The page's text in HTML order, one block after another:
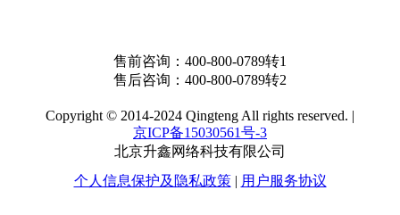
售前咨询： 400-800-0789转1
售后咨询： 400-800-0789转2
Copyright © 2014-2024 Qingteng All rights reserved. |
京ICP备15030561号-3
北京升鑫网络科技有限公司
个人信息保护及隐私政策 | 用户服务协议